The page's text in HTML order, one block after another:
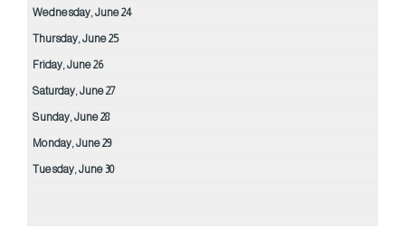
Wednesday,June24
Thursday,June25
Friday,June26
Saturday,June27
Sunday,June28
Monday,June29
Tuesday,June30